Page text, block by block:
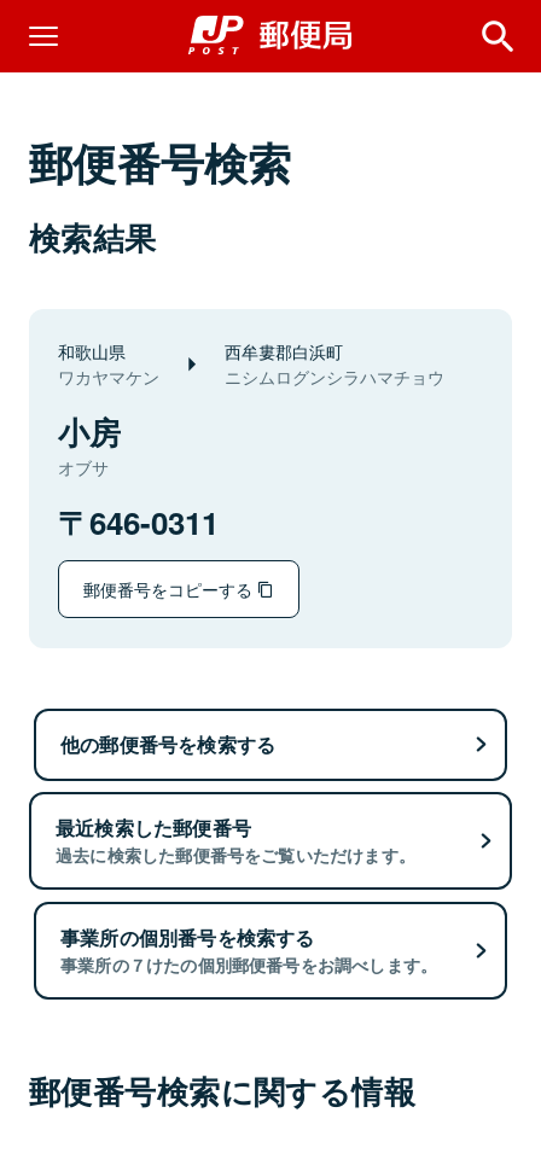
郵便番号検索
検索結果
和歌山県
ワカヤマケン
西牟婁郡白浜町
ニシムログンシラハマチョウ
小房
オブサ
646-0311
郵便番号をコピーする
他の郵便番号を検索する
最近検索した郵便番号
過去に検索した郵便番号をご覧いただけます。
事業所の個別番号を検索する
事業所の７けたの個別郵便番号をお調べします。
郵便番号検索に関する情報